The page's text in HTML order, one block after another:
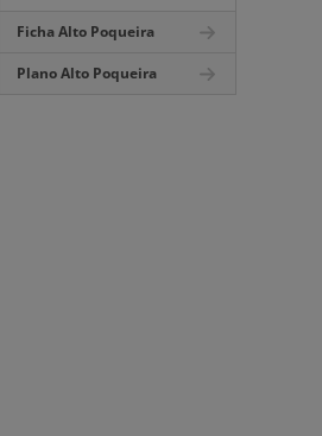
Ficha Alto Poqueira
Plano Alto Poqueira